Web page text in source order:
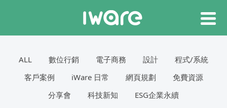
ALL 數位行銷 電子商務 設計
程式/系統
客戶案例
iWare 日常 網頁規劃
免費資源
分享會
科技新知 ESG企業永續